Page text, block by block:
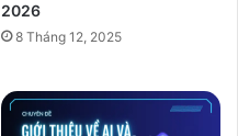
2026
8 Tháng 12, 2025